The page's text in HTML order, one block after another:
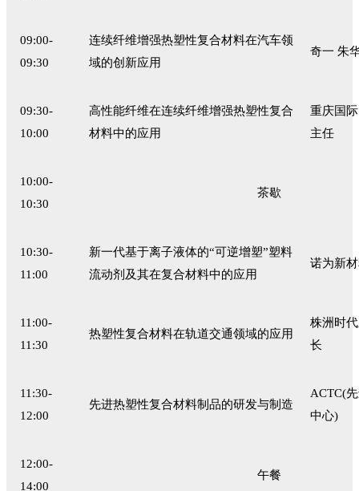
09:00-
09:30
连续纤维增强热塑性复合材料在汽车领
域的创新应用
奇一 朱
09:30-
10:00
高性能纤维在连续纤维增强热塑性复合
材料中的应用
重庆国际
主任
10:00-
10:30
茶歇
10:30-
11:00
新一代基于离子液体的“可逆增塑”塑料
流动剂及其在复合材料中的应用
诺为新
11:00-
11:30
热塑性复合材料在轨道交通领域的应用
株洲时
长
11:30-
12:00
先进热塑性复合材料制品的研发与制造
ACTC(
中心)
12:00-
14:00
午餐